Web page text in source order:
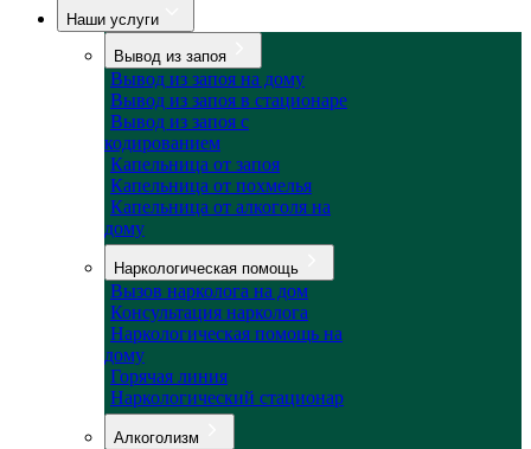
Наши услуги
Вывод из запоя
Вывод из запоя на дому
Вывод из запоя в стационаре
Вывод из запоя с
кодированием
Капельница от запоя
Капельница от похмелья
Капельница от алкоголя на
дому
Наркологическая помощь
Вызов нарколога на дом
Консультация нарколога
Наркологическая помощь на
дому
Горячая линия
Наркологический стационар
Алкоголизм